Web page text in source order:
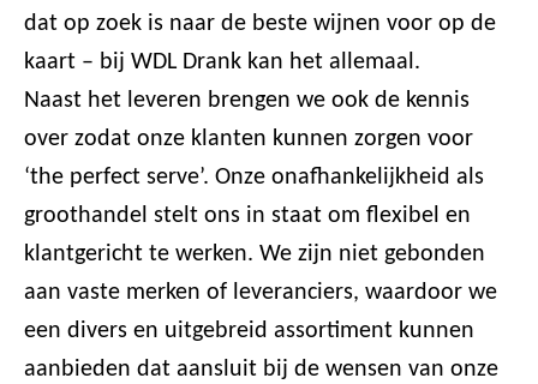
dat op zoek is naar de beste wijnen voor op de
kaart – bij WDL Drank kan het allemaal.
Naast het leveren brengen we ook de kennis
over zodat onze klanten kunnen zorgen voor
‘the perfect serve’. Onze onafhankelijkheid als
groothandel stelt ons in staat om flexibel en
klantgericht te werken. We zijn niet gebonden
aan vaste merken of leveranciers, waardoor we
een divers en uitgebreid assortiment kunnen
aanbieden dat aansluit bij de wensen van onze